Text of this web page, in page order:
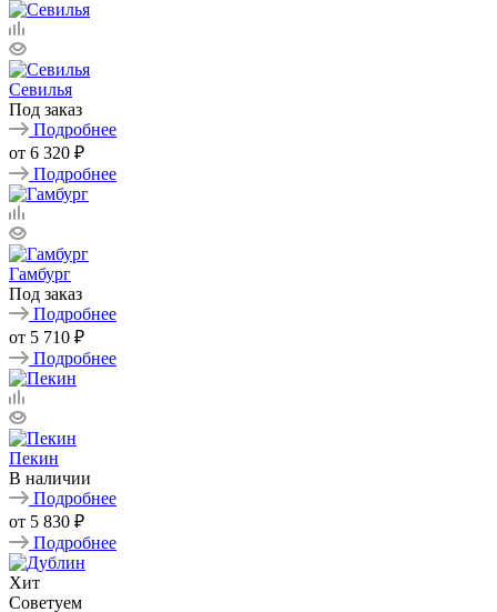
Севилья
Под заказ
Подробнее
от 6 320 ₽
Подробнее
Гамбург
Под заказ
Подробнее
от 5 710 ₽
Подробнее
Пекин
В наличии
Подробнее
от 5 830 ₽
Подробнее
Хит
Советуем